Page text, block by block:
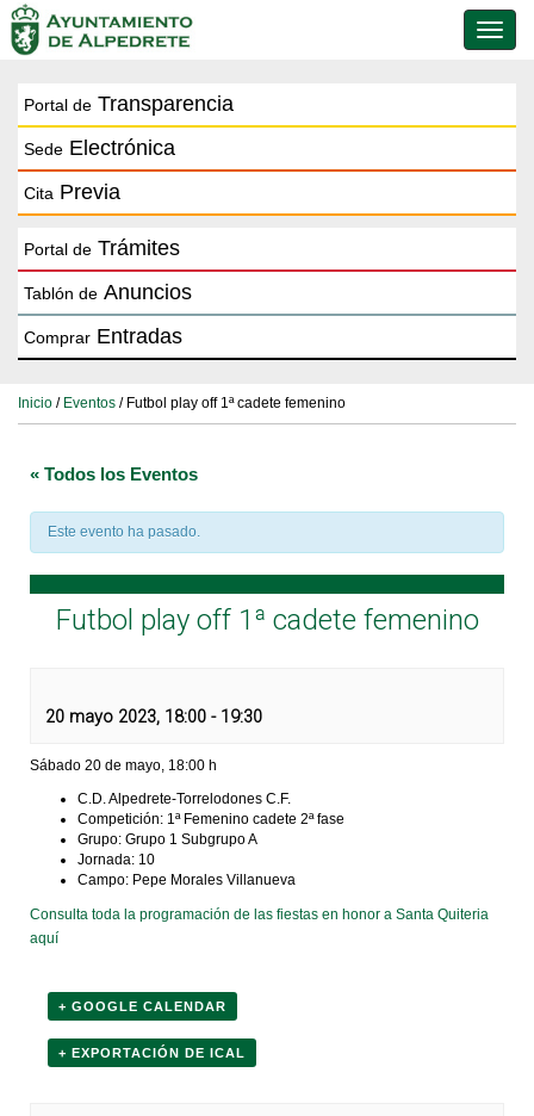
de
Portal de Transparencia
Sede Electrónica
Cita Previa
Portal de Trámites
Tablón de Anuncios
Comprar Entradas
Inicio / Eventos / Futbol play off 1ª cadete femenino
« Todos los Eventos
Este evento ha pasado.
Futbol play off 1ª cadete femenino
20 mayo 2023, 18:00 - 19:30
Sábado 20 de mayo, 18:00 h
C.D. Alpedrete-Torrelodones C.F.
Competición: 1ª Femenino cadete 2ª fase
Grupo: Grupo 1 Subgrupo A
Jornada: 10
Campo: Pepe Morales Villanueva
Consulta toda la programación de las fiestas en honor a Santa Quiteria
aquí
+ GOOGLE CALENDAR
+ EXPORTACIÓN DE ICAL